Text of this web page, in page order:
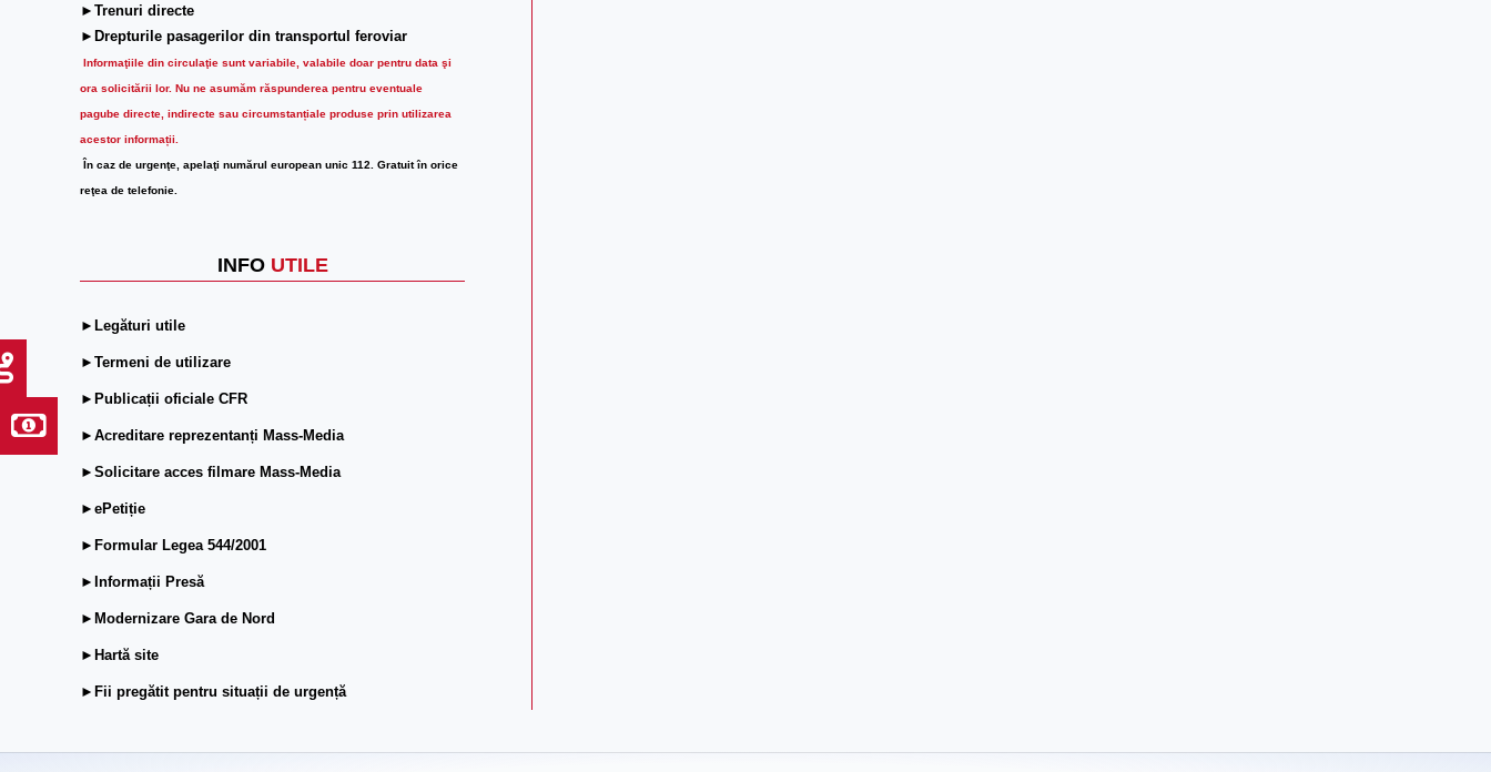
►Trenuri directe
►Drepturile pasagerilor din transportul feroviar
Informaţiile din circulaţie sunt variabile, valabile doar pentru data şi
ora solicitării lor. Nu ne asumăm răspunderea pentru eventuale
pagube directe, indirecte sau circumstanțiale produse prin utilizarea
acestor informații.
În caz de urgenţe, apelaţi numărul european unic 112. Gratuit în orice
reţea de telefonie.
INFO UTILE
►Legături utile
►Termeni de utilizare
►Publicații oficiale CFR
►Acreditare reprezentanți Mass-Media
►Solicitare acces filmare Mass-Media
►ePetiție
►Formular Legea 544/2001
►Informații Presă
►Modernizare Gara de Nord
►Hartă site
►Fii pregătit pentru situații de urgență